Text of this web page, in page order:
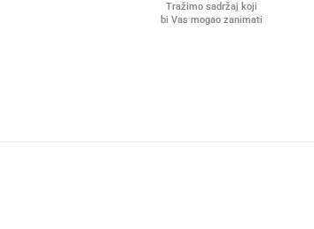
Tražimo sadržaj koji
bi Vas mogao zanimati